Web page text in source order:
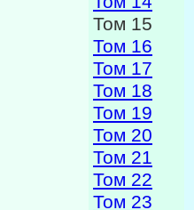
Том 15
Том 16
Том 17
Том 18
Том 19
Том 20
Том 21
Том 22
Том 23